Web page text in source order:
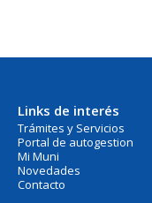
Links de interés
Trámites y Servicios
Portal de autogestion
Mi Muni
Novedades
Contacto